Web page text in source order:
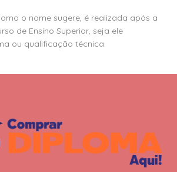
o nome sugere, é realizada após a
de Ensino Superior, seja ele
ou qualificação técnica.